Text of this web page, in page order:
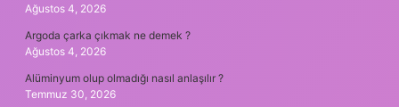
Ağustos 4, 2026
Argoda çarka çıkmak ne demek ?
Ağustos 4, 2026
Alüminyum olup olmadığı nasıl anlaşılır ?
Temmuz 30, 2026